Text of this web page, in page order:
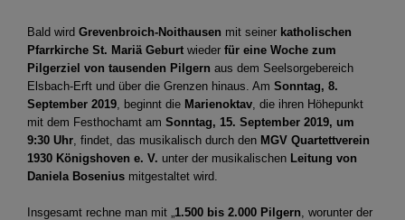
Bald wird Grevenbroich-Noithausen mit seiner katholischen
Pfarrkirche St. Mariä Geburt wieder für eine Woche zum
Pilgerziel von tausenden Pilgern aus dem Seelsorgebereich
Elsbach-Erft und über die Grenzen hinaus. Am Sonntag, 8.
September 2019, beginnt die Marienoktav, die ihren Höhepunkt
mit dem Festhochamt am Sonntag, 15. September 2019, um
9:30 Uhr, findet, das musikalisch durch den MGV Quartettverein
1930 Königshoven e. V. unter der musikalischen Leitung von
Daniela Bosenius mitgestaltet wird.
Insgesamt rechne man mit „ 1.500 bis 2.000 Pilgern , worunter der